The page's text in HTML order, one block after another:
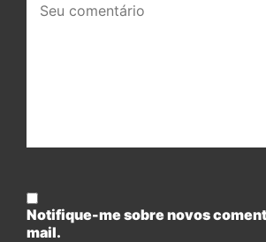
comentário:
Notifique-me sobre novos
mail.